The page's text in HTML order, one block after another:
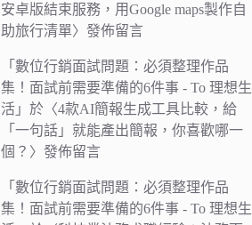
安卓版結束服務，用Google maps製作自
助旅行清單〉發佈留言
「數位行銷面試問題：必須整理作品
集！面試前需要準備的6件事 - To 理想生
活 」於〈4款AI簡報生成工具比較，給
「一句話」就能產出簡報，你喜歡哪一
個？ 〉發佈留言
「數位行銷面試問題：必須整理作品
集！面試前需要準備的6件事 - To 理想生